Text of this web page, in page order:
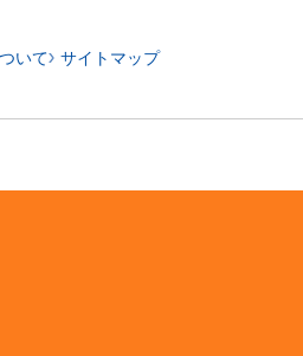
いて サイトマップ